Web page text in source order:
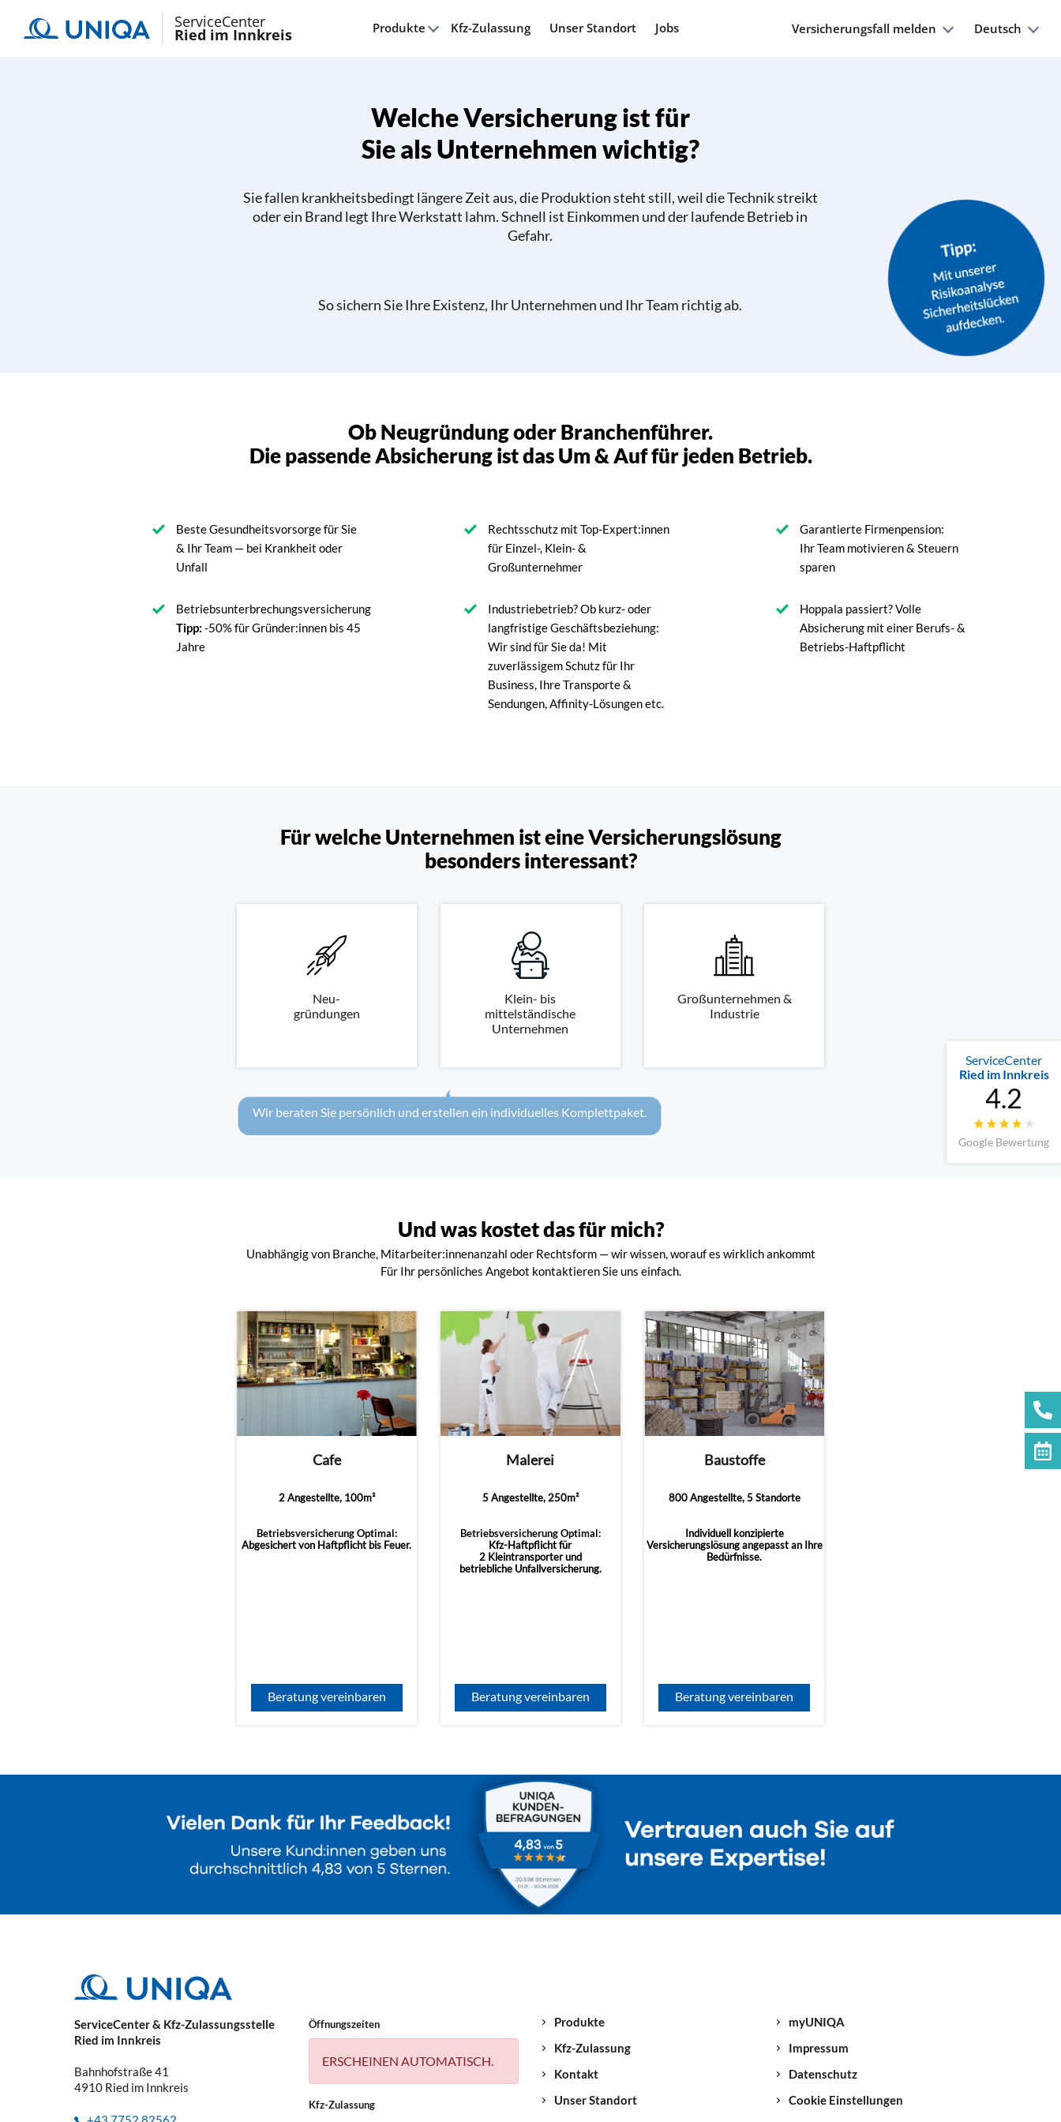
ServiceCenter
Ried im Innkreis Produkte Kfz-Zulassung Unser Standort Jobs Versicherungsfall melden Deutsch
Welche Versicherung ist für
Sie als Unternehmen wichtig?
Sie fallen krankheitsbedingt längere Zeit aus, die Produktion steht still, weil die Technik streikt
oder ein Brand legt Ihre Werkstatt lahm. Schnell ist Einkommen und der laufende Betrieb in
Gefahr.
So sichern Sie Ihre Existenz, Ihr Unternehmen und Ihr Team richtig ab.
ServiceCenter
Ried im Innkreis
4.2
Google Bewertung
Ob Neugründung oder Branchenführer.
Die passende Absicherung ist das Um & Auf für jeden Betrieb.
Beste Gesundheitsvorsorge für Sie
& Ihr Team — bei Krankheit oder
Unfall
Betriebsunterbrechungsversicherung
Tipp: -50% für Gründer:innen bis 45
Jahre
Rechtsschutz mit Top-Expert:innen
für Einzel-, Klein- &
Großunternehmer
Industriebetrieb? Ob kurz- oder
langfristige Geschäftsbeziehung:
Wir sind für Sie da! Mit
zuverlässigem Schutz für Ihr
Business, Ihre Transporte &
Sendungen, Affinity-Lösungen etc.
Garantierte Firmenpension:
Ihr Team motivieren & Steuern
sparen
Hoppala passiert? Volle
Absicherung mit einer Berufs- &
Betriebs-Haftpflicht
Für welche Unternehmen ist eine Versicherungslösung
besonders interessant?
Neu-
gründungen
Klein- bis
mittelständische
Unternehmen
Großunternehmen &
Industrie
Wir beraten Sie persönlich und erstellen ein individuelles Komplettpaket.
Und was kostet das für mich?
Unabhängig von Branche, Mitarbeiter:innenanzahl oder Rechtsform — wir wissen, worauf es wirklich ankommt
Für Ihr persönliches Angebot kontaktieren Sie uns einfach.
Cafe
2 Angestellte, 100m²
Betriebsversicherung Optimal:
Abgesichert von Haftpflicht bis Feuer.
Beratung vereinbaren
Malerei
5 Angestellte, 250m²
Betriebsversicherung Optimal:
Kfz-Haftpflicht für
2 Kleintransporter und
betriebliche Unfallversicherung.
Beratung vereinbaren
Baustoffe
800 Angestellte, 5 Standorte
Individuell konzipierte
Versicherungslösung angepasst an Ihre
Bedürfnisse.
Beratung vereinbaren
ServiceCenter & Kfz-Zulassungsstelle
Ried im Innkreis
Bahnhofstraße 41
4910 Ried im Innkreis
Öffnungszeiten
ERSCHEINEN AUTOMATISCH.
Kfz-Zulassung
Produkte
Kfz-Zulassung
Kontakt
Unser Standort
myUNIQA
Impressum
Datenschutz
Cookie Einstellungen